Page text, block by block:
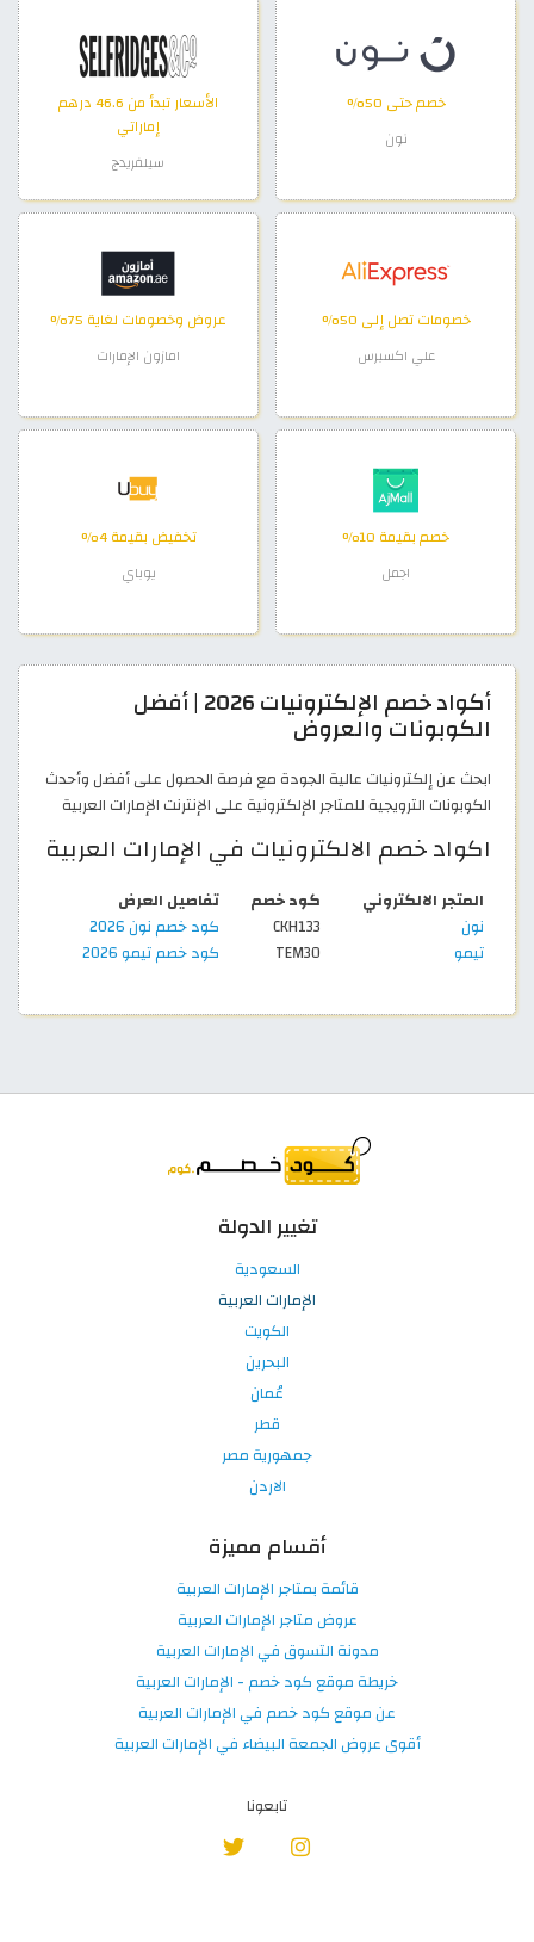
خصم حتى 50%
نون
الأسعار تبدأ من 46.6 درهم
إماراتي
سيلفريدج
خصومات تصل إلى 50%
علي اكسبرس
عروض وخصومات لغاية 75%
امازون الإمارات
خصم بقيمة 10%
اجمل
تخفيض بقيمة 4%
يوباي
أكواد خصم الإلكترونيات 2026 | أفضل
الكوبونات والعروض
ابحث عن إلكترونيات عالية الجودة مع فرصة الحصول على أفضل وأحدث
الكوبونات الترويجية للمتاجر الإلكترونية على الإنترنت الإمارات العربية
اكواد خصم الالكترونيات في الإمارات العربية
المتجر الالكتروني كود خصم
تفاصيل العرض
نون
CKH133
كود خصم نون 2026
تيمو
TEM30 كود خصم تيمو 2026
تغيير الدولة
السعودية
الإمارات العربية
الكويت
البحرين
عُمان
قطر
جمهورية مصر
الاردن
أقسام مميزة
قائمة بمتاجر الإمارات العربية
عروض متاجر الإمارات العربية
مدونة التسوق في الإمارات العربية
خريطة موقع كود خصم - الإمارات العربية
عن موقع كود خصم في الإمارات العربية
أقوى عروض الجمعة البيضاء في الإمارات العربية
تابعونا